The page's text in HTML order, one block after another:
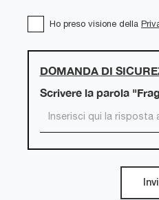
Ho preso visione della
DOMANDA DI
Scrivere la parola